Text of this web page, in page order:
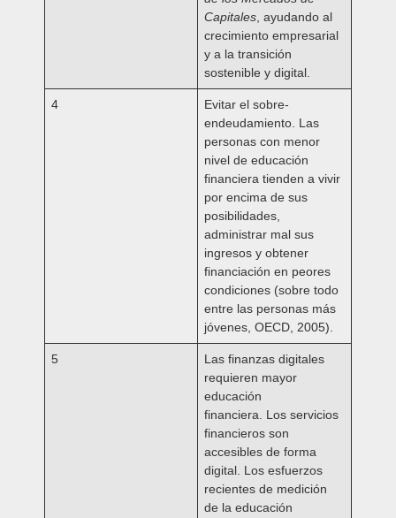
Capitales, ayudando al
crecimiento empresarial
y a la transición
sostenible y digital.
4
Evitar el sobre-
endeudamiento. Las
personas con menor
nivel de educación
financiera tienden a vivir
por encima de sus
posibilidades,
administrar mal sus
ingresos y obtener
financiación en peores
condiciones (sobre todo
entre las personas más
jóvenes, OECD, 2005).
5
Las finanzas digitales
requieren mayor
educación
financiera. Los servicios
financieros son
accesibles de forma
digital. Los esfuerzos
recientes de medición
de la educación